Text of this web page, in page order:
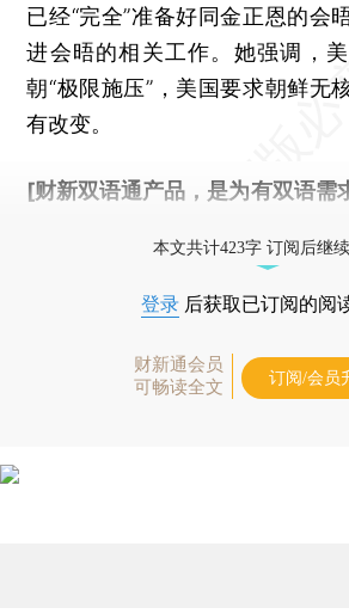
已经“完全”准备好同金正恩的会
进会晤的相关工作。她强调，
朝“极限施压”，美国要求朝鲜无
有改变。
[财新双语通产品，是为有双语需
本文共计423字 订阅后继
登录 后获取已订阅的阅
财新通会员
可畅读全文
订阅/会员